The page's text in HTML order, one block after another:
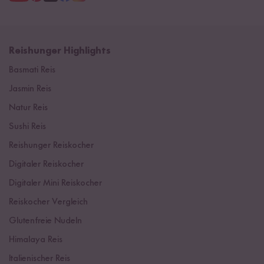
Reishunger Highlights
Basmati Reis
Jasmin Reis
Natur Reis
Sushi Reis
Reishunger Reiskocher
Digitaler Reiskocher
Digitaler Mini Reiskocher
Reiskocher Vergleich
Glutenfreie Nudeln
Himalaya Reis
Italienischer Reis